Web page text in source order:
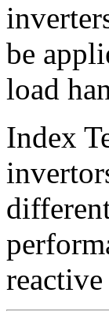
be
load
Index